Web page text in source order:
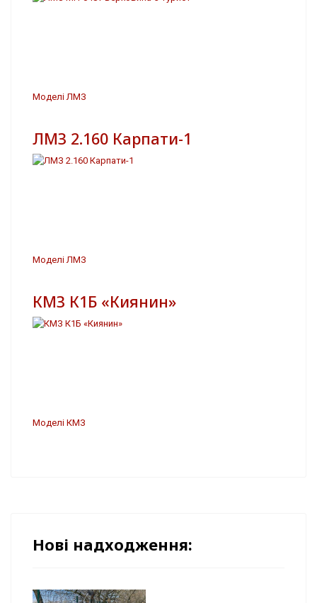
Моделі ЛМЗ
ЛМЗ 2.160 Карпати-1
Моделі ЛМЗ
КМЗ К1Б «Киянин»
Моделі КМЗ
Нові надходження: